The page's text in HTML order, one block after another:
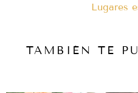
Lugares
TAMBIÉN TE